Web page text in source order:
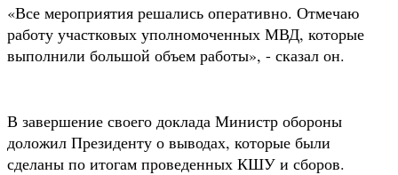
«Все мероприятия решались оперативно. Отмечаю
работу участковых уполномоченных МВД, которые
выполнили большой объем работы», - сказал он.
В завершение своего доклада Министр обороны
доложил Президенту о выводах, которые были
сделаны по итогам проведенных КШУ и сборов.